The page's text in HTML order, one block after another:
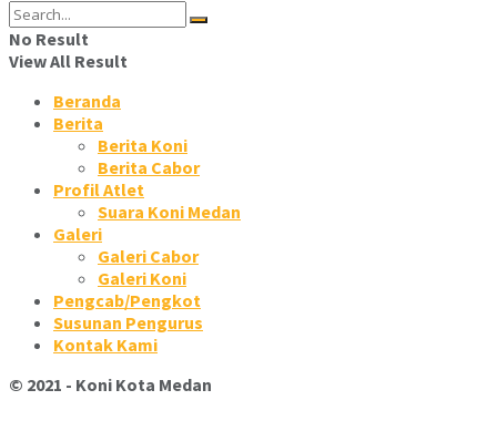
No Result
View All Result
Beranda
Berita
Berita Koni
Berita Cabor
Profil Atlet
Suara Koni Medan
Galeri
Galeri Cabor
Galeri Koni
Pengcab/Pengkot
Susunan Pengurus
Kontak Kami
© 2021 - Koni Kota Medan